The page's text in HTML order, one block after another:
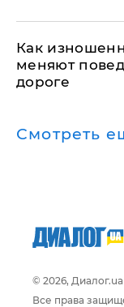
Как
меняют
дороге
Смотреть
© 2026, Диалог.ua
Все права